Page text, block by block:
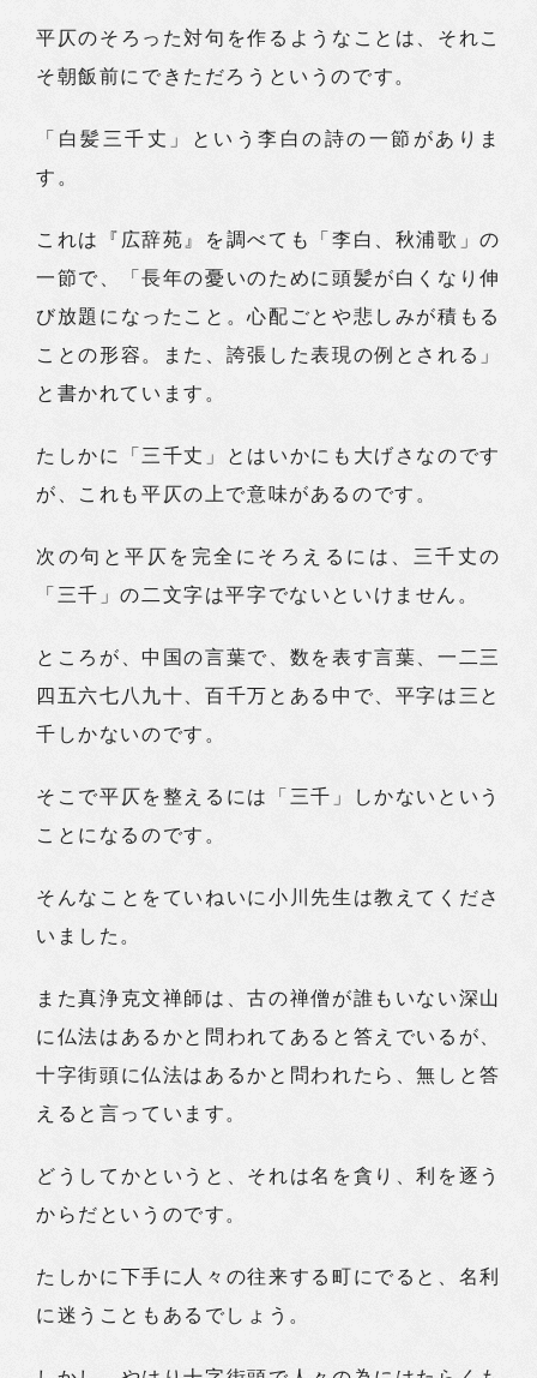
平仄のそろった対句を作るようなことは、それこ
そ朝飯前にできただろうというのです。
「白髪三千丈」という李白の詩の一節がありま
す。
これは『広辞苑』を調べても「李白、秋浦歌」の
一節で、「長年の憂いのために頭髪が白くなり伸
び放題になったこと。心配ごとや悲しみが積もる
ことの形容。また、誇張した表現の例とされる」
と書かれています。
たしかに「三千丈」とはいかにも大げさなのです
が、これも平仄の上で意味があるのです。
次の句と平仄を完全にそろえるには、三千丈の
「三千」の二文字は平字でないといけません。
ところが、中国の言葉で、数を表す言葉、一二三
四五六七八九十、百千万とある中で、平字は三と
千しかないのです。
そこで平仄を整えるには「三千」しかないという
ことになるのです。
そんなことをていねいに小川先生は教えてくださ
いました。
また真浄克文禅師は、古の禅僧が誰もいない深山
に仏法はあるかと問われてあると答えでいるが、
十字街頭に仏法はあるかと問われたら、無しと答
えると言っています。
どうしてかというと、それは名を貪り、利を逐う
からだというのです。
たしかに下手に人々の往来する町にでると、名利
に迷うこともあるでしょう。